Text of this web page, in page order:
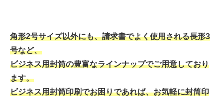
角形2号サイズ以外にも、請求書でよく使用される長形3
号など、
ビジネス用封筒の豊富なラインナップでご用意しており
ます。
ビジネス用封筒印刷でお困りであれば、お気軽に封筒印